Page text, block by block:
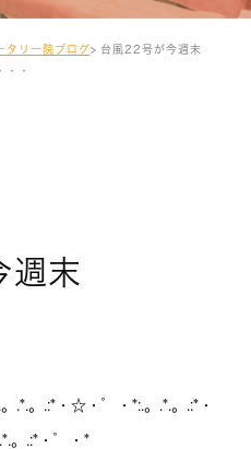
タリー院ブログ
台風22号が今週末
・・
週末
.*.。.:*・☆・゜・*:.。.*.。.:*・
。.:*・゜・*